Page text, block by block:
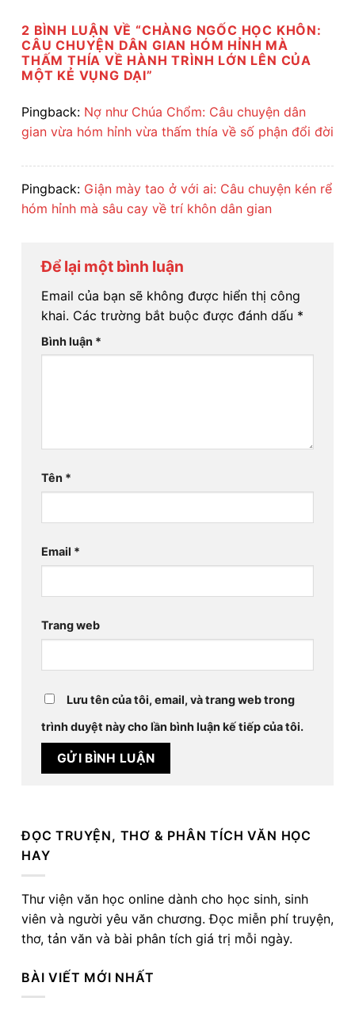
2 BÌNH LUẬN VỀ “CHÀNG NGỐC HỌC KHÔN:
CÂU CHUYỆN DÂN GIAN HÓM HỈNH MÀ
THẤM THÍA VỀ HÀNH TRÌNH LỚN LÊN CỦA
MỘT KẺ VỤNG DẠI”
Pingback: Nợ như Chúa Chổm: Câu chuyện dân
gian vừa hóm hỉnh vừa thấm thía về số phận đổi đời
Pingback: Giận mày tao ở với ai: Câu chuyện kén rể
hóm hỉnh mà sâu cay về trí khôn dân gian
Để lại một bình luận
Email của bạn sẽ không được hiển thị công
khai. Các trường bắt buộc được đánh dấu *
Bình luận *
Tên *
Email *
Trang web
Lưu tên của tôi, email, và trang web trong
trình duyệt này cho lần bình luận kế tiếp của tôi.
ĐỌC TRUYỆN, THƠ & PHÂN TÍCH VĂN HỌC
HAY
Thư viện văn học online dành cho học sinh, sinh
viên và người yêu văn chương. Đọc miễn phí truyện,
thơ, tản văn và bài phân tích giá trị mỗi ngày.
BÀI VIẾT MỚI NHẤT